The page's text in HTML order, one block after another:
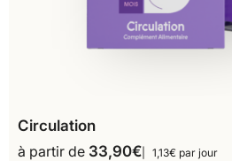
Circulation
à partir de 33,90€ 1,13€ par jour